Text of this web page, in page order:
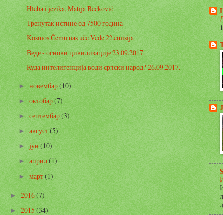
Hleba i jezika, Matija Bećković
Тренутак истине од 7500 година
Kosmos Čemu nas uče Vede 22.emisija
Веде - основи цивилизације 23.09.2017.
Куда интелигенција води српски народ? 26.09.2017.
►новембар(10)
►октобар(7)
►септембар(3)
►август(5)
►јун(10)
►април(1)
►март(1)
► 2016(7)
►2015(34)